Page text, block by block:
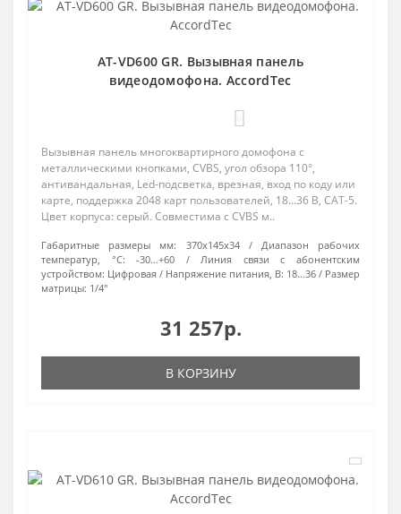
AT-VD600 GR. Вызывная панель
видеодомофона. AccordTec
Вызывная панель многоквартирного домофона с
металлическими кнопками, CVBS, угол обзора 110°,
антивандальная, Led-подсветка, врезная, вход по коду или
карте, поддержка 2048 карт пользователей, 18...36 В, CAT-5.
Цвет корпуса: серый. Совместима с CVBS м..
Габаритные размеры мм: 370х145х34
Диапазон рабочих
температур, °С:
-30…+60
Линия связи с абонентским
устройством: Цифровая Напряжение питания, В: 18…36
Размер
матрицы: 1/4"
31 257р.
В КОРЗИНУ